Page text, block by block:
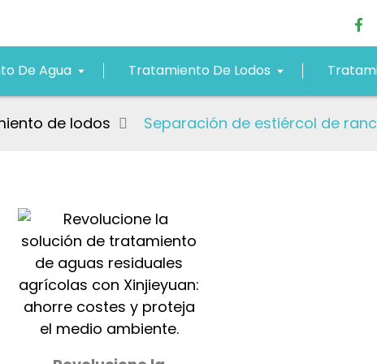
De Agua Tratamiento De Lodos
de lodos Separación de estiércol de